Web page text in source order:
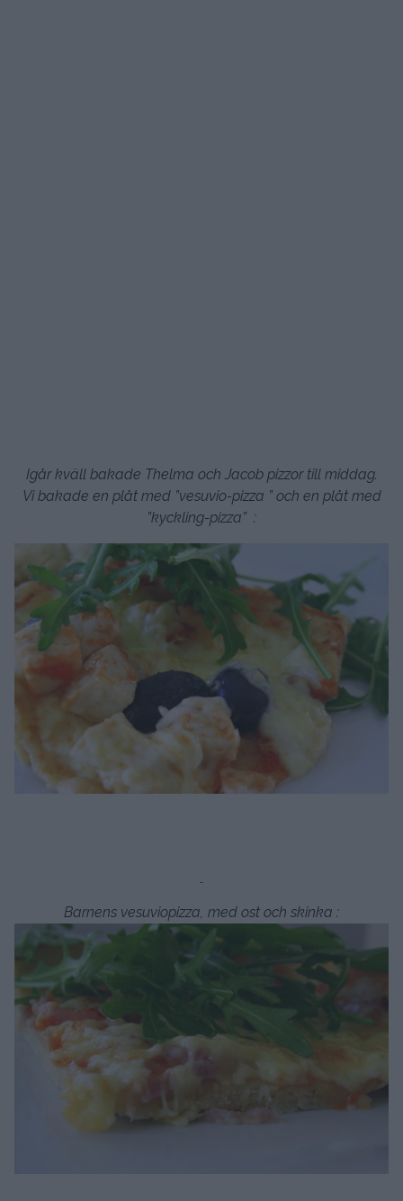
Igår kväll bakade Thelma och Jacob pizzor till middag.
Vi bakade en plåt med ”vesuvio-pizza ” och en plåt med
”kyckling-pizza” :
Barnens vesuviopizza, med ost och skinka :